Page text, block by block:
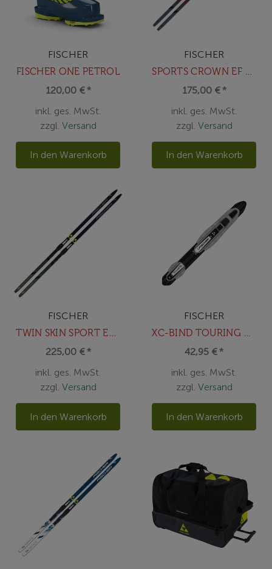
FISCHER
FISCHER ONE PETROL
120,00 € *
inkl. ges. MwSt.
zzgl. Versand
In den Warenkorb
FISCHER
SPORTS CROWN EF MOUNTED
175,00 € *
inkl. ges. MwSt.
zzgl. Versand
In den Warenkorb
FISCHER
TWIN SKIN SPORT EF MOUNTED
225,00 € *
inkl. ges. MwSt.
zzgl. Versand
In den Warenkorb
FISCHER
XC-BIND TOURING CLASS NIS BLK
42,95 € *
inkl. ges. MwSt.
zzgl. Versand
In den Warenkorb